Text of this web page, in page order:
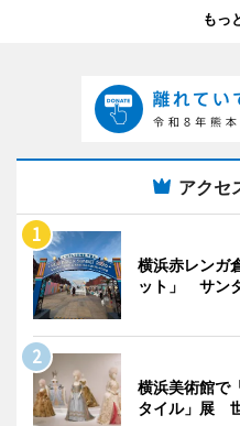
もっ
アクセ
横浜赤レンガ
ット」 サン
横浜美術館で
タイル」展